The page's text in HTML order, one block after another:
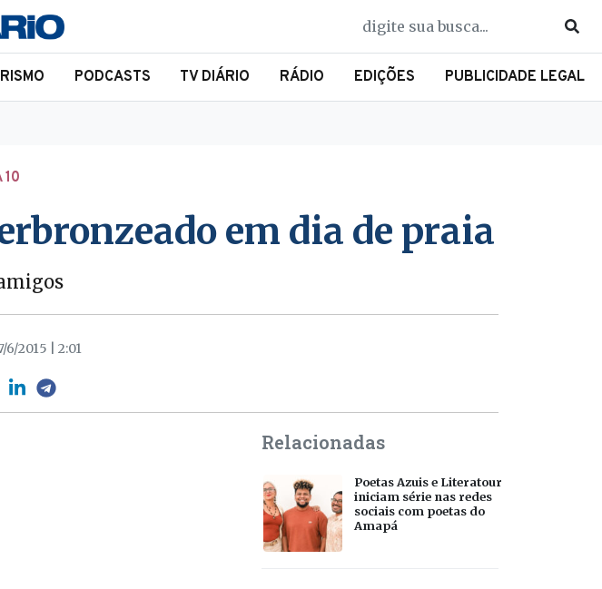
PODCASTS TV DIÁRIO RÁDIO EDIÇÕES PUBLICIDADE LEGAL
10
em dia de praia
6/2015 | 2:01
Relacionadas
Poetas Azuis e Literatour
iniciam série nas redes
sociais com poetas do
Amapá